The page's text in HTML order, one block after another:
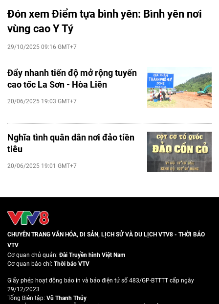
Đón xem Điểm tựa bình yên: Bình yên nơi
vùng cao Y Tý
29/10/2025 09:16 GMT+7
Đẩy nhanh tiến độ mở rộng tuyến
cao tốc La Sơn - Hòa Liên
20/06/2025 19:03 GMT+7
Nghĩa tình quân dân nơi đảo tiền
tiêu
20/06/2025 19:01 GMT+7
CHUYÊN TRANG VĂN HÓA, DI SẢN, LỊCH SỬ VÀ DU LỊCH VTV8 - THỜI BÁO
VTV
Cơ quan chủ quản:Đài Truyền hình Việt Nam
Cơ quan báo chí: Thời báo VTV
Giấy phép hoạt động báo in và báo điện tử số 483/GP-BTTTT cấp ngày
29/12/2023
Tổng Biên tập: Vũ Thanh Thủy